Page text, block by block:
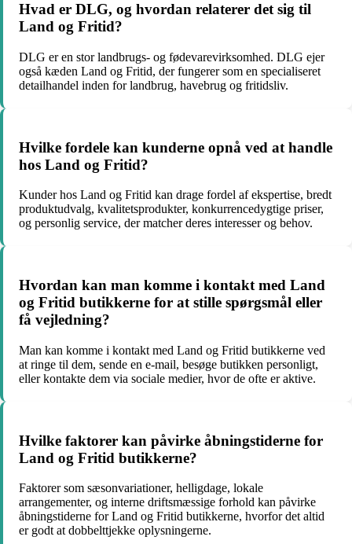
Hvad er DLG, og hvordan relaterer det sig til
Land og Fritid?
DLG er en stor landbrugs- og fødevarevirksomhed. DLG ejer
også kæden Land og Fritid, der fungerer som en specialiseret
detailhandel inden for landbrug, havebrug og fritidsliv.
Hvilke fordele kan kunderne opnå ved at handle
hos Land og Fritid?
Kunder hos Land og Fritid kan drage fordel af ekspertise, bredt
produktudvalg, kvalitetsprodukter, konkurrencedygtige priser,
og personlig service, der matcher deres interesser og behov.
Hvordan kan man komme i kontakt med Land
og Fritid butikkerne for at stille spørgsmål eller
få vejledning?
Man kan komme i kontakt med Land og Fritid butikkerne ved
at ringe til dem, sende en e-mail, besøge butikken personligt,
eller kontakte dem via sociale medier, hvor de ofte er aktive.
Hvilke faktorer kan påvirke åbningstiderne for
Land og Fritid butikkerne?
Faktorer som sæsonvariationer, helligdage, lokale
arrangementer, og interne driftsmæssige forhold kan påvirke
åbningstiderne for Land og Fritid butikkerne, hvorfor det altid
er godt at dobbelttjekke oplysningerne.